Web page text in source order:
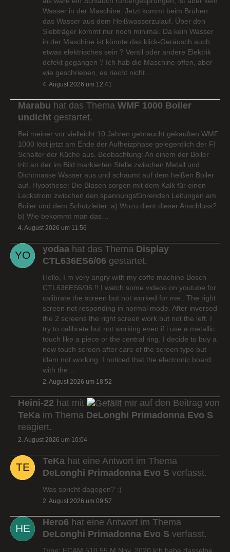
Wasser in der Maschine. Jetzt kommt beim Brühen
das Wasser aus dem Heißwasserzulauf. Über den
Siebträger kommt nur noch minimal. Da kein Wasser
in der Maschine ist könnte das klick-Geräusch auch
etwas elektrisches sein ? Ventil oder andere Elektrik
defekt gegangen ? Ich hab die Maschine offen, aber
wie geschrieben, es riecht nicht…
4. August 2026 um 12:41
Marabu hat das Thema WMF 1000 Boiler
undicht gestartet.
Bei meiner vor vielleicht 10 Jahren gebraucht gekauften WMF
1000 löst jetzt am Ende der Aufheizphase gelegentlich der FI
Schalter der Küche aus. Beobachtung: An einem der Boiler
tritt an der im Bild markierten Stelle zwischen Metall und
Dichtmasse Wasser aus und schäumt auf dem heißen Boiler
auf. Hypothese: Die Blasen sorgen mit dem Kalk für einen
Leckstrom zwischen den spannungsführenden Leitungen am
Boiler und dem Schutzleiter. a) Wozu dient dieser Anschluss?
b) Wie bekommt man das…
4. August 2026 um 11:56
yodaa hat das Thema Display
CTL636ES6/06 gestartet.
Hello, I m very angry with my coffe machine Bosch
CTL636ES6/06 !! I watch some videos on youtube for
calibrate the screen but not worked for me.. The right
screen not responding in normal mode. After inversed
the 2 screens the right screen work but not the left. I
try to calibrate but not working even if i use a metallic
touch like a piece or the central ring. I decide to buy a
new touch screen after care of the screen type but
idem not working. I noticed that the electronic board
with the…
2. August 2026 um 18:52
Heini-22 hat mit
auf den Beitrag von
TeKa im Thema DeLonghi Primadonna Evo S
reagiert.
2. August 2026 um 10:04
TeKa hat eine Antwort im Thema
DeLonghi Primadonna Evo S verfasst.
Was spricht dagegen? :)
2. August 2026 um 09:57
Hero6 hat eine Antwort im Thema
DeLonghi Primadonna Evo S verfasst.
Type: ECAM 510.55.M Nov. 2020 Ich habe dasselbe